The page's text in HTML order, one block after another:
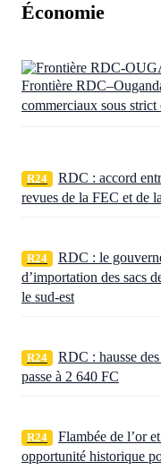
Économie
Frontière
commerciaux sous
R24
RDC : accord
revues de la FEC et de
R24
RDC : le
d’importation des sacs
le sud-est
R24
RDC : hausse
passe à 2 640 FC
R24
Flambée de l’or
opportunité historique